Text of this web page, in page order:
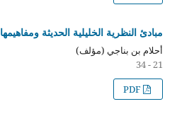
مبادئ النظرية الخليلية الحديثة
أحلام بن بناجي (مؤلف)
21 - 34